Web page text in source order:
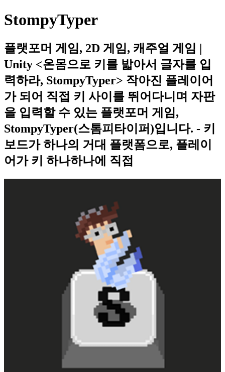
StompyTyper
플랫포머 게임, 2D 게임, 캐주얼 게임 |
Unity <온몸으로 키를 밟아서 글자를 입
력하라, StompyTyper> 작아진 플레이어
가 되어 직접 키 사이를 뛰어다니며 자판
을 입력할 수 있는 플랫포머 게임,
StompyTyper(스톰피타이퍼)입니다. - 키
보드가 하나의 거대 플랫폼으로, 플레이
어가 키 하나하나에 직접